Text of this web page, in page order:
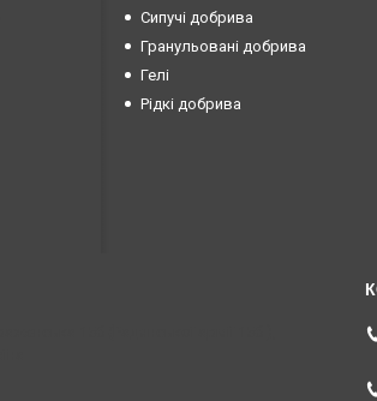
Сипучі добрива
Гранульовані добрива
Гелі
Рідкі добрива